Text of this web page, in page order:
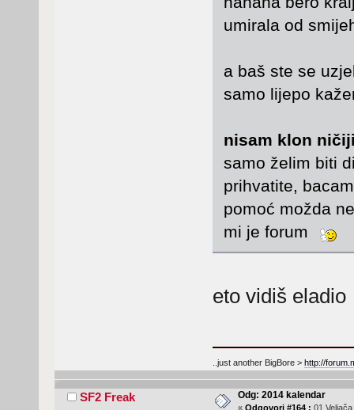
umirala od
a baš ste se
samo lijepo
nisam klon
samo želim biti
prihvatite,
pomoć možda
mi je forum
eto vidiš
..just another BigBore > http://
SF2 Freak Odg: 2014 kalendar
« Odgovori #164 : 01